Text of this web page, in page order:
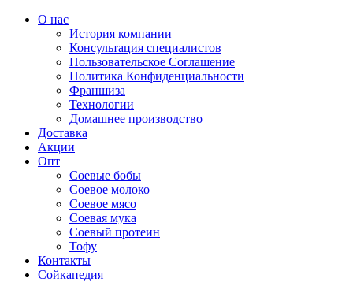
О нас
История компании
Консультация специалистов
Пользовательское Соглашение
Политика Конфиденциальности
Франшиза
Технологии
Домашнее производство
Доставка
Акции
Опт
Соевые бобы
Соевое молоко
Соевое мясо
Соевая мука
Соевый протеин
Тофу
Контакты
Сойкапедия